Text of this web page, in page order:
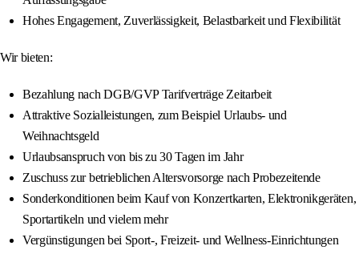
Hohes Engagement, Zuverlässigkeit, Belastbarkeit und Flexibilität
Wir bieten:
Bezahlung nach DGB/GVP Tarifverträge Zeitarbeit
Attraktive Sozialleistungen, zum Beispiel Urlaubs- und
Weihnachtsgeld
Urlaubsanspruch von bis zu 30 Tagen im Jahr
Zuschuss zur betrieblichen Altersvorsorge nach Probezeitende
Sonderkonditionen beim Kauf von Konzertkarten, Elektronikgeräten,
Sportartikeln und vielem mehr
Vergünstigungen bei Sport-, Freizeit- und Wellness-Einrichtungen